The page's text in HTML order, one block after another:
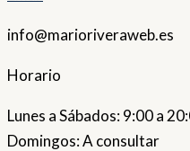
info@marioriveraweb.es
Horario
Lunes a Sábados: 9:00 a
Domingos: A consultar